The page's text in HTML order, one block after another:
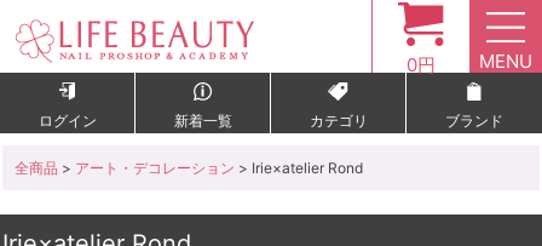
0円 MENU
ログイン 新着一覧 カテゴリ ブランド
全商品 > アート・デコレーション > Irie×atelier Rond